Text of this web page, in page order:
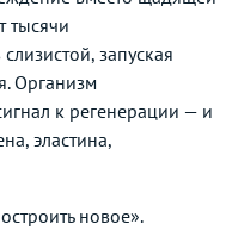
тысячи
запуская
Организм
к регенерации — и
эластина,
новое».